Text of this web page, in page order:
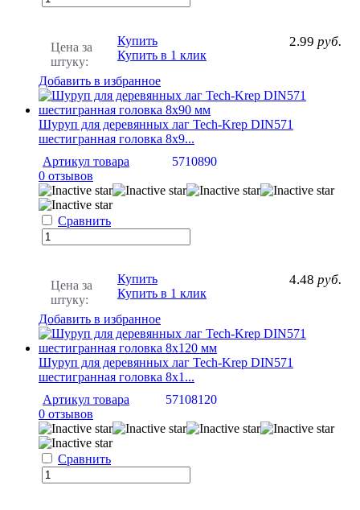
Цена за
штуку:
2.99 руб.
Купить
Купить в 1 клик
Добавить в избранное
Шуруп для деревянных лаг Tech-Krep DIN571
шестигранная головка 8х9...
Артикул товара
5710890
0 отзывов
Сравнить
Цена за
штуку:
4.48 руб.
Купить
Купить в 1 клик
Добавить в избранное
Шуруп для деревянных лаг Tech-Krep DIN571
шестигранная головка 8х1...
Артикул товара
57108120
0 отзывов
Сравнить